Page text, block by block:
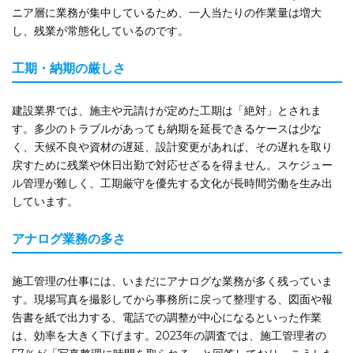
ニア層に業務が集中しているため、一人当たりの作業量は増大
し、残業が常態化しているのです。
工期・納期の厳しさ
建設業界では、施主や元請けが定めた工期は「絶対」とされま
す。多少のトラブルがあっても納期を延長できるケースは少な
く、天候不良や資材の遅延、設計変更があれば、その遅れを取り
戻すために残業や休日出勤で対応せざるを得ません。スケジュー
ル管理が難しく、工期厳守を優先する文化が長時間労働を生み出
しています。
アナログ業務の多さ
施工管理の仕事には、いまだにアナログな業務が多く残っていま
す。現場写真を撮影してから事務所に戻って整理する、図面や報
告書を紙で出力する、電話での調整が中心になるといった作業
は、効率を大きく下げます。2023年の調査では、施工管理者の